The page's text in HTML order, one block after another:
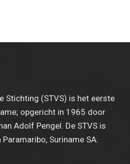
Stichting (STVS) is het eerste
opgericht in 1965 door
Adolf Pengel. De STVS is
Suriname SA.